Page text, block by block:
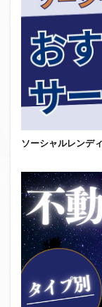
ソーシャルレンデ